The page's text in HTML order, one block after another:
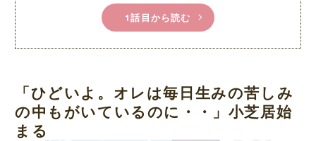
1話目から読む
「ひどいよ。オレは毎日生みの苦しみ
の中もがいているのに・・」小芝居始
まる